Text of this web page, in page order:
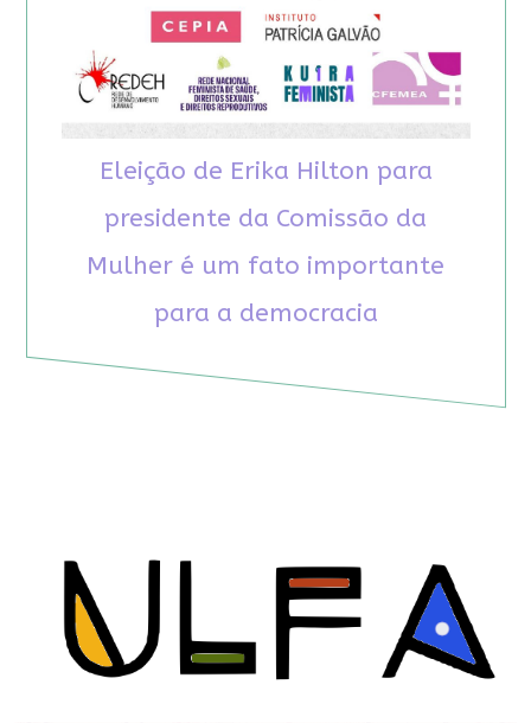
Eleição de Erika Hilton para
presidente da Comissão da
Mulher é um fato importante
para a democracia